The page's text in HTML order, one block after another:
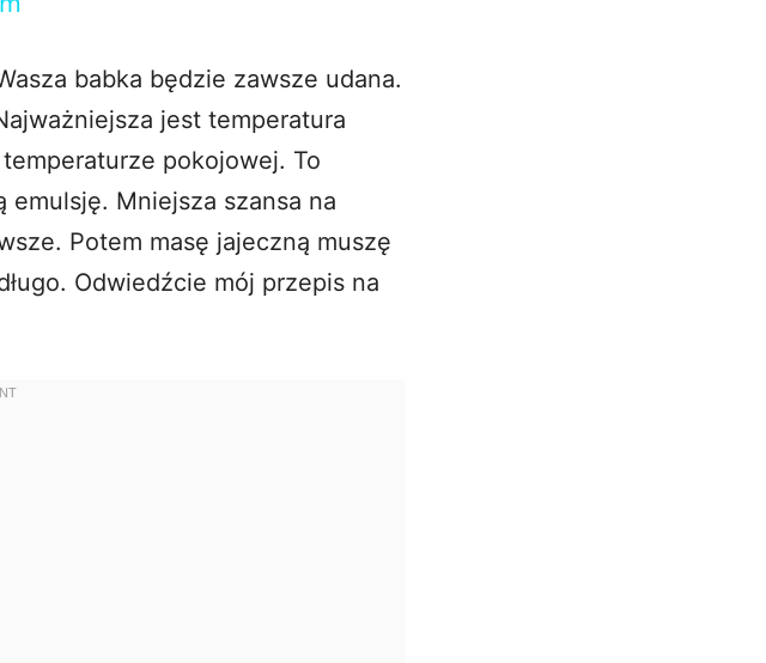
babka będzie zawsze udana.
jest temperatura
pokojowej. To
emulsję. Mniejsza szansa na
Potem masę jajeczną muszę
Odwiedźcie mój przepis na